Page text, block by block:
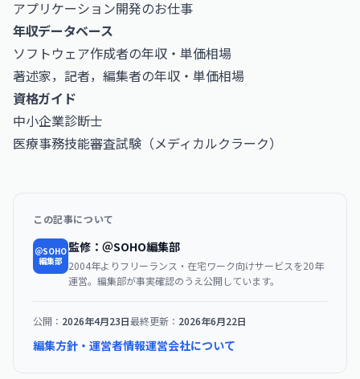
アプリケーション開発のお仕事
年収データベース
ソフトウェア作成者の年収・単価相場
著述家，記者，編集者の年収・単価相場
資格ガイド
中小企業診断士
医療事務技能審査試験（メディカルクラーク）
この記事について
＠SOHO
編集部
監修：＠SOHO編集部
2004年よりフリーランス・在宅ワーク向けサービスを20年
運営。編集部が事実確認のうえ公開しています。
公開： 2026年4月23日最終更新： 2026年6月22日
編集方針・運営者情報運営会社について